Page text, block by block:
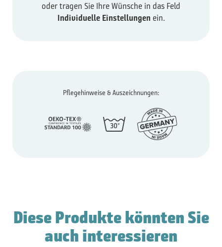
oder tragen Sie Ihre Wünsche in das Feld
Individuelle Einstellungen ein.
Pflegehinweise & Auszeichnungen:
Diese Produkte könnten Sie
auch interessieren